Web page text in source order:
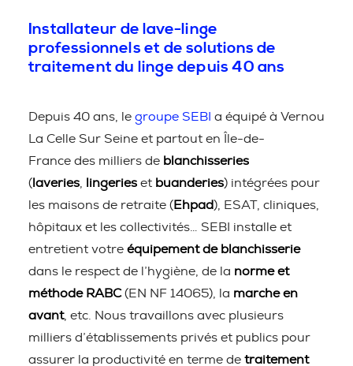
Installateur de lave-linge
professionnels et de solutions de
traitement du linge depuis 40 ans
Depuis 40 ans, le groupe SEBI a équipé à Vernou
La Celle Sur Seine et partout en Île-de-
France des milliers de blanchisseries
( laveries lingeries et buanderies) intégrées pour
les maisons de retraite (Ehpad), ESAT, cliniques,
hôpitaux et les collectivités… SEBI installe et
entretient votre équipement de blanchisserie
dans le respect de l’hygiène, de la norme et
méthode RABC(EN NF 14065), la marche en
avant, etc. Nous travaillons avec plusieurs
milliers d’établissements privés et publics pour
assurer la productivité en terme de traitement